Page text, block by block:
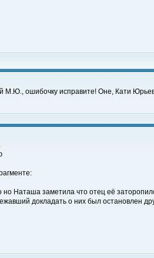
М.Ю., ошибочку исправите! Оне, Кати
но Наташа заметила что отец её
докладать о них был остановлен